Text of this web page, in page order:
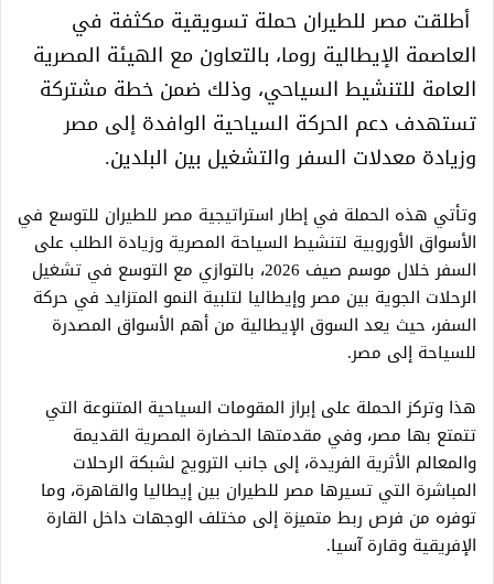
أطلقت مصر للطيران حملة تسويقية مكثفة في
العاصمة الإيطالية روما، بالتعاون مع الهيئة المصرية
العامة للتنشيط السياحي، وذلك ضمن خطة مشتركة
تستهدف دعم الحركة السياحية الوافدة إلى مصر
وزيادة معدلات السفر والتشغيل بين البلدين.
وتأتي هذه الحملة في إطار استراتيجية مصر للطيران للتوسع في
الأسواق الأوروبية لتنشيط السياحة المصرية وزيادة الطلب على
السفر خلال موسم صيف 2026، بالتوازي مع التوسع في تشغيل
الرحلات الجوية بين مصر وإيطاليا لتلبية النمو المتزايد في حركة
السفر، حيث يعد السوق الإيطالية من أهم الأسواق المصدرة
للسياحة إلى مصر.
هذا وتركز الحملة على إبراز المقومات السياحية المتنوعة التي
تتمتع بها مصر، وفي مقدمتها الحضارة المصرية القديمة
والمعالم الأثرية الفريدة، إلى جانب الترويج لشبكة الرحلات
المباشرة التي تسيرها مصر للطيران بين إيطاليا والقاهرة، وما
توفره من فرص ربط متميزة إلى مختلف الوجهات داخل القارة
الإفريقية وقارة آسيا.